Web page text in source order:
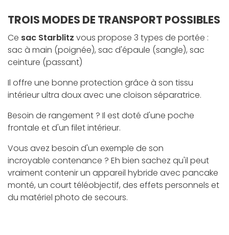
TROIS MODES DE TRANSPORT POSSIBLES
Ce sac Starblitz vous propose 3 types de portée :
sac à main (poignée), sac d'épaule (sangle), sac
ceinture (passant)
Il offre une bonne protection grâce à son tissu
intérieur ultra doux avec une cloison séparatrice.
Besoin de rangement ? Il est doté d'une poche
frontale et d'un filet intérieur.
Vous avez besoin d'un exemple de son
incroyable contenance ? Eh bien sachez qu'il peut
vraiment contenir un appareil hybride avec pancake
monté, un court téléobjectif, des effets personnels et
du matériel photo de secours.